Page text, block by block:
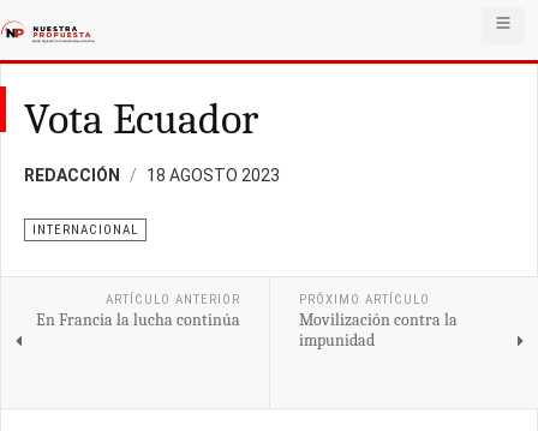
Vota Ecuador
REDACCIÓN 18 AGOSTO 2023
INTERNACIONAL
ARTÍCULO ANTERIOR
En Francia la lucha continúa
PRÓXIMO ARTÍCULO
Movilización contra la
impunidad